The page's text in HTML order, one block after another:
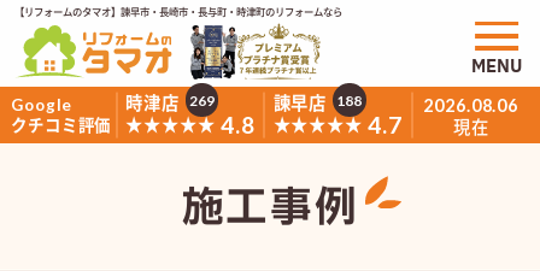
【リフォームのタマオ】諫早市・長崎市・長与町・時津町のリフォームなら
Google
クチコミ評価
時津店
★★★★★ 4.8
269
諫早店
★★★★★ 4.7
188 2026.08.06
現在
MENU
施工事例